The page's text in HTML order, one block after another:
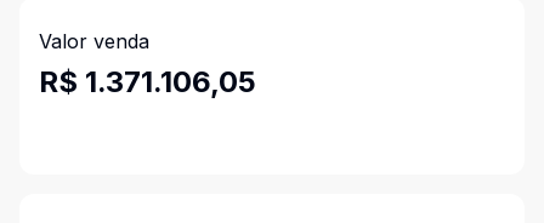
Valor venda
R$ 1.371.106,05